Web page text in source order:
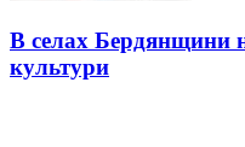
В селах Бердянщини
культури